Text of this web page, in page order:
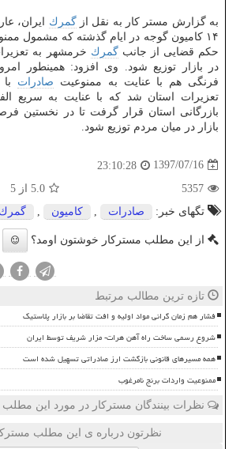
به گزارش مستر كار به نقل ازگمرك ایران،
۱۴ كامیون گوجه در ایام گذشته كه مشمول ممنوعیت
حكم قضایی از جانبگمرك خرمشهر به
فرنگی هم با عنایت به ممنوعیت صادرات
تعزیرات استان شد كه با عنایت به سریع
بازرگانی استان قرار گرفت تا در نخستین
بازار در میان مردم توزیع شود.
1397/07/16
23:10:28
5357
5.0 از 5
تگهای خبر:
صادرات كامیون گمرك
از این مطلب مسترکار خوشتون اومد؟
تازه ترین مطالب مرتبط
فشار هم زمان گرانی مواد اولیه و افت تقاضا بر بازار پلاستیک
شروع رسمی ساخت راه آهن هرات- مزار شریف توسط ایران
همه مسیرهای قانونی بازگشت ارز صادراتی تسهیل شده است
ممنوعیت واردات برنج نامرغوب
نظرات بینندگان مسترکار در مورد این مطلب
نظرتون درباره ی این مطلب